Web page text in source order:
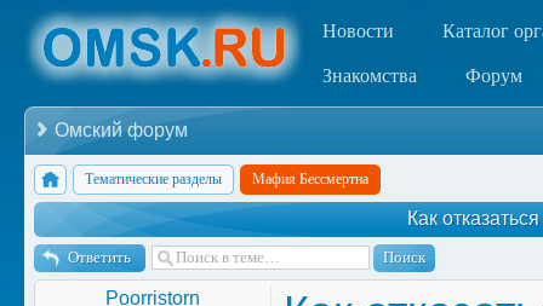
Новости Каталог
Знакомства Форум
Омский форум
Тематические разделы Мафия Бессмертна
Как
Ответить
Poorristorn